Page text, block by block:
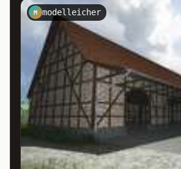
M modelleicher